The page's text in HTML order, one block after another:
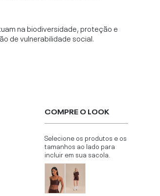
na biodiversidade, proteção e
de vulnerabilidade social.
COMPRE O LOOK
Selecione os produtos e os
tamanhos ao lado para
incluir em sua sacola.